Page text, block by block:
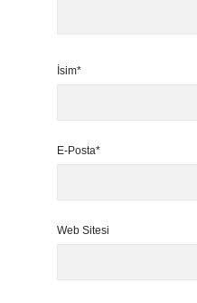
İsim*
E-Posta*
Web Sitesi